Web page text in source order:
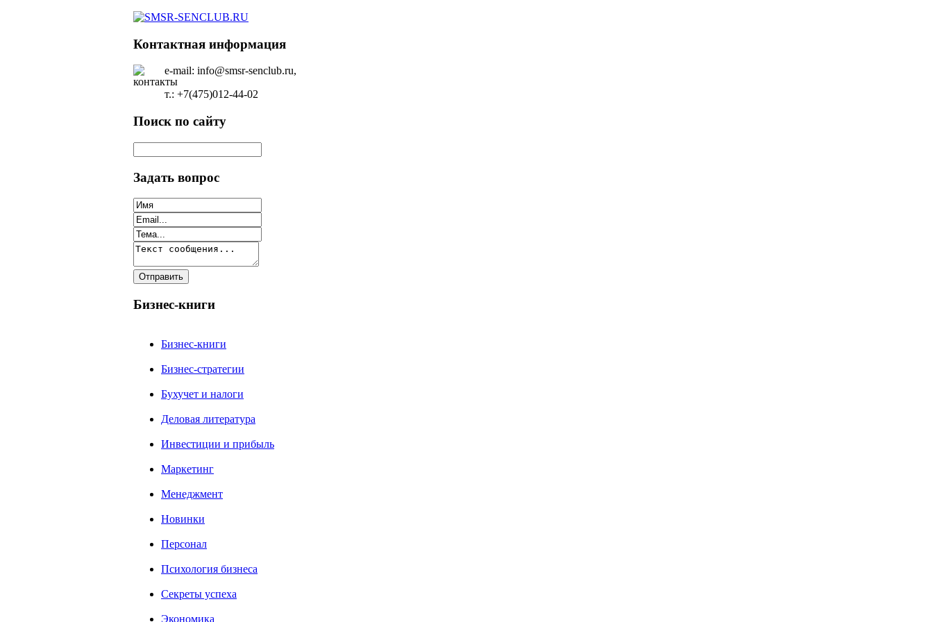
Контактная информация
e-mail: info@smsr-senclub.ru,
т.: +7(475)012-44-02
Поиск по сайту
Задать вопрос
Бизнес-книги
Бизнес-книги
Бизнес-стратегии
Бухучет и налоги
Деловая литература
Инвестиции и прибыль
Маркетинг
Менеджмент
Новинки
Персонал
Психология бизнеса
Секреты успеха
Экономика